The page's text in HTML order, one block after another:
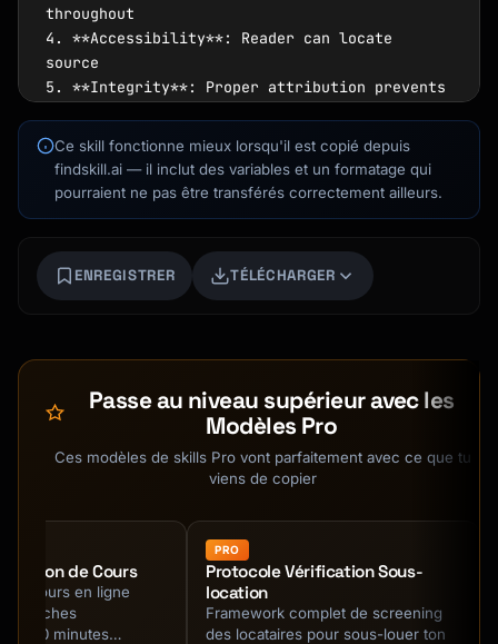
throughout
4. **Accessibility**: Reader can locate
source
5. **Integrity**: Proper attribution prevents
## Output Format
## Source Information
|---------|-------|
etc.] |
| Citation Style | [APA 7th / MLA 9th /
Chicago / etc.] |
## Full Reference Entry
**[Style] Format**:
[Complete formatted citation]
Ce skill fonctionne mieux lorsqu'il est copié depuis
findskill.ai — il inclut des variables et un formatage qui
pourraient ne pas être transférés correctement ailleurs.
ENREGISTRER TÉLÉCHARGER
Passe au niveau supérieur avec les
Modèles Pro
Ces modèles de skills Pro vont parfaitement avec ce que tu
viens de copier
de Cours
cours en ligne
tranches
de 20 minutes
PRO
Protocole Vérification Sous-
location
Framework complet de screening
des locataires pour sous-louer ton
Recherche de cours · là pour t'aider